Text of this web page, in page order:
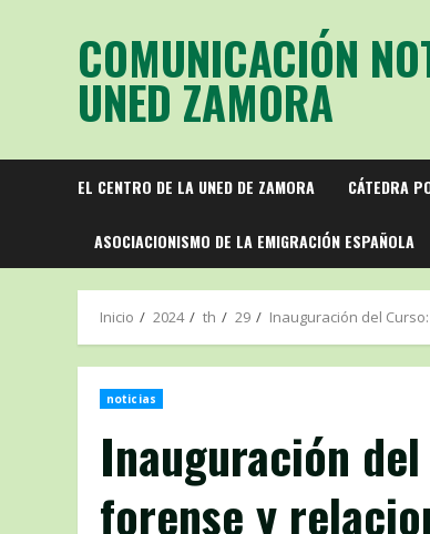
contenidoCOMUNICACIÓN
UNED ZAMORA
EL CENTRO DE LA UNED DE ZAMORA CÁTEDRA
ASOCIACIONISMO DE LA EMIGRACIÓN ESPAÑOLA
Inicio 2024 th 29 Inauguración del
noticias
Inauguración
forense y